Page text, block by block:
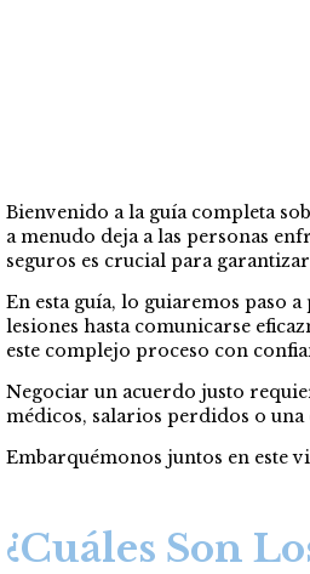
Bienvenido a la guía completa
a menudo deja a las personas
seguros es crucial para
En esta guía, lo guiaremos paso
lesiones hasta comunicarse
este complejo proceso con
Negociar un acuerdo justo
médicos, salarios perdidos o
Embarquémonos juntos en este
¿Cuáles Son